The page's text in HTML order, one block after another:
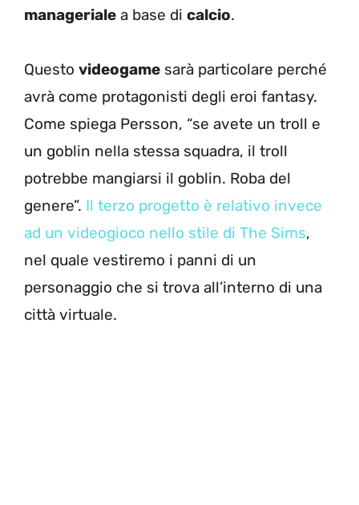
manageriale a base di calcio.
Questo videogame sarà particolare perché
avrà come protagonisti degli eroi fantasy.
Come spiega Persson, “se avete un troll e
un goblin nella stessa squadra, il troll
potrebbe mangiarsi il goblin. Roba del
genere”. Il terzo progetto è relativo invece
ad un videogioco nello stile di The Sims,
nel quale vestiremo i panni di un
personaggio che si trova all’interno di una
città virtuale.